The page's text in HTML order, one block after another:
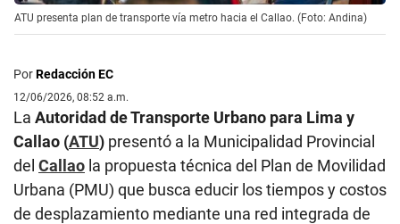
ATU presenta plan de transporte vía metro hacia el Callao. (Foto: Andina)
PorRedacción EC
12/06/2026, 08:52 a.m.
La Autoridad de Transporte Urbano para Lima y
Callao (ATU) presentó a la Municipalidad Provincial
del Callao la propuesta técnica del Plan de Movilidad
Urbana (PMU) que busca educir los tiempos y costos
de desplazamiento mediante una red integrada de